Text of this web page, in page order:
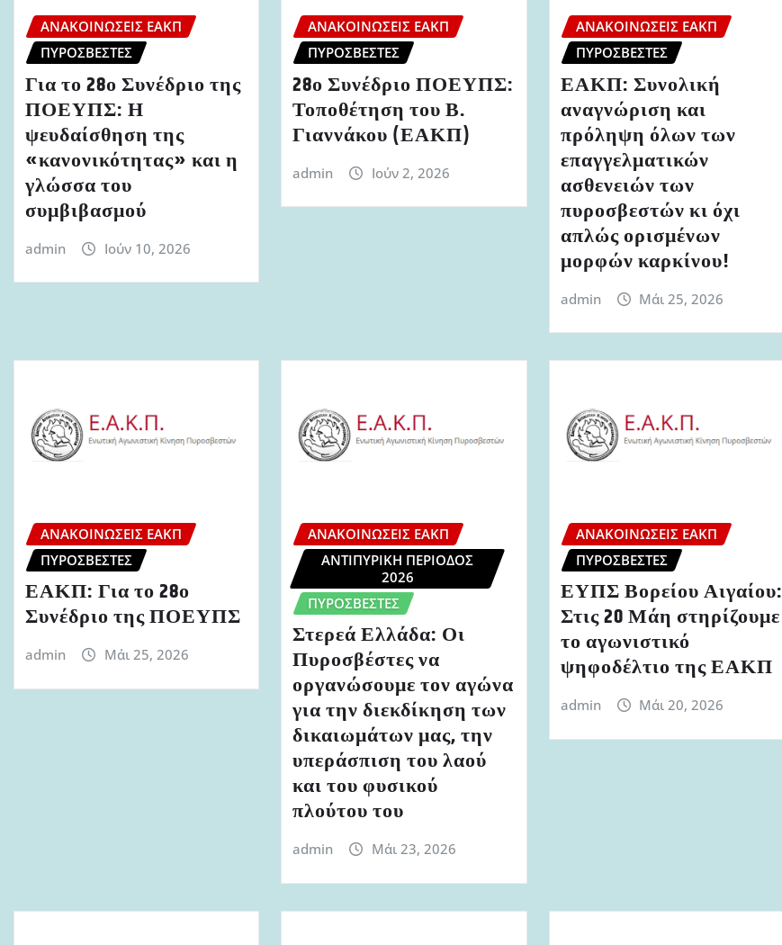
ΑΝΑΚΟΙΝΏΣΕΙΣ ΕΑΚΠ
ΠΥΡΟΣΒΈΣΤΕΣ
Για το 28ο Συνέδριο της
ΠΟΕΥΠΣ: Η
ψευδαίσθηση της
«κανονικότητας» και η
γλώσσα του
συμβιβασμού
admin Ιούν 10, 2026
ΑΝΑΚΟΙΝΏΣΕΙΣ ΕΑΚΠ
ΠΥΡΟΣΒΈΣΤΕΣ
28ο Συνέδριο ΠΟΕΥΠΣ:
Τοποθέτηση του Β.
Γιαννάκου (ΕΑΚΠ)
admin Ιούν 2, 2026
ΑΝΑΚΟΙΝΏΣΕΙΣ ΕΑΚΠ
ΠΥΡΟΣΒΈΣΤΕΣ
ΕΑΚΠ: Συνολική
αναγνώριση και
πρόληψη όλων των
επαγγελματικών
ασθενειών των
πυροσβεστών κι όχι
απλώς ορισμένων
μορφών καρκίνου!
admin Μάι 25, 2026
ΑΝΑΚΟΙΝΏΣΕΙΣ ΕΑΚΠ
ΠΥΡΟΣΒΈΣΤΕΣ
ΕΑΚΠ: Για το 28ο
Συνέδριο της ΠΟΕΥΠΣ
admin Μάι 25, 2026
ΑΝΑΚΟΙΝΏΣΕΙΣ ΕΑΚΠ
ΑΝΤΙΠΥΡΙΚΉ ΠΕΡΊΟΔΟΣ
2026
ΠΥΡΟΣΒΈΣΤΕΣ
Στερεά Ελλάδα: Οι
Πυροσβέστες να
οργανώσουμε τον αγώνα
για την διεκδίκηση των
δικαιωμάτων μας, την
υπεράσπιση του λαού
και του φυσικού
πλούτου του
admin Μάι 23, 2026
ΑΝΑΚΟΙΝΏΣΕΙΣ ΕΑΚΠ
ΠΥΡΟΣΒΈΣΤΕΣ
ΕΥΠΣ Βορείου Αιγαίου:
Στις 20 Μάη στηρίζουμε
το αγωνιστικό
ψηφοδέλτιο της ΕΑΚΠ
admin Μάι 20, 2026